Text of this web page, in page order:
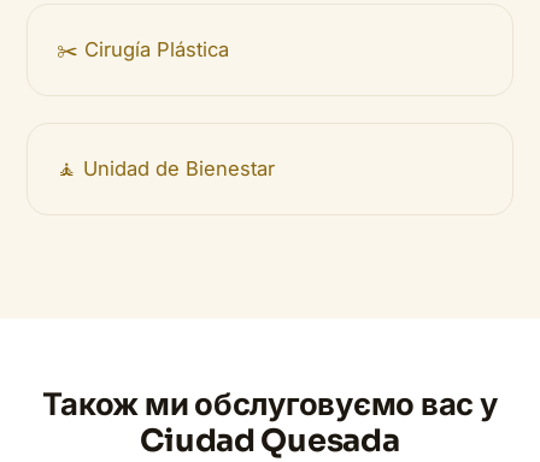
✂️ Cirugía Plástica
🧘 Unidad de Bienestar
Також ми обслуговуємо вас у
Ciudad Quesada